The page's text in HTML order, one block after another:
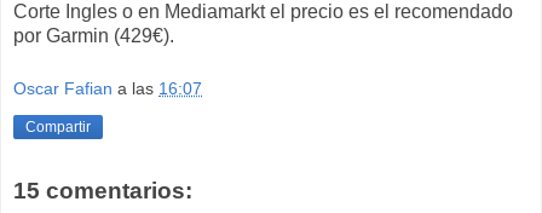
Corte Ingles o en Mediamarkt el precio es el recomendado
por Garmin (429€).
Oscar Fafian a las 16:07
Compartir
15 comentarios: